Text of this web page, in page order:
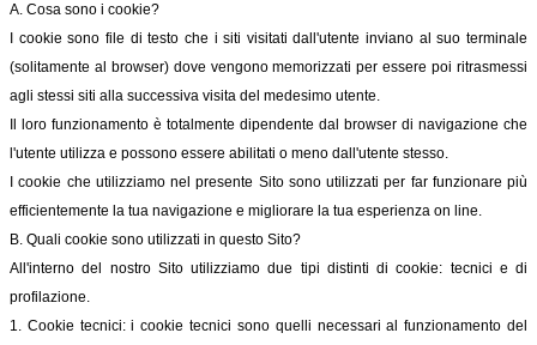
A. Cosa sono i cookie?
I cookie sono file di testo che i siti visitati dall'utente inviano al suo terminale
(solitamente al browser) dove vengono memorizzati per essere poi ritrasmessi
agli stessi siti alla successiva visita del medesimo utente.
Il loro funzionamento è totalmente dipendente dal browser di navigazione che
l'utente utilizza e possono essere abilitati o meno dall'utente stesso.
I cookie che utilizziamo nel presente Sito sono utilizzati per far funzionare più
efficientemente la tua navigazione e migliorare la tua esperienza on line.
B. Quali cookie sono utilizzati in questo Sito?
All'interno del nostro Sito utilizziamo due tipi distinti di cookie: tecnici e di
profilazione.
1. Cookie tecnici: i cookie tecnici sono quelli necessari al funzionamento del